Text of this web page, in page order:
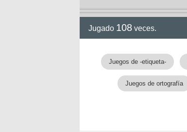
Jugado 108 veces.
Juegos de -etiqueta-
Juegos de ortografía